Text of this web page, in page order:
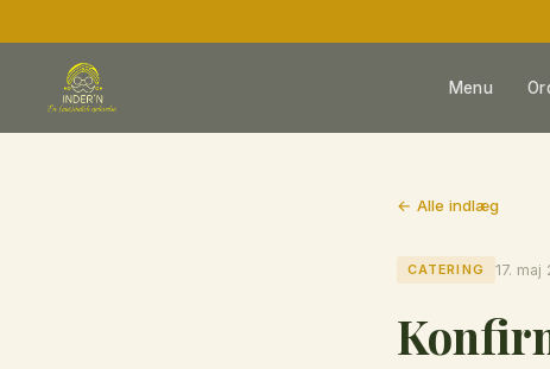
Menu
← Alle indlæg
CATERING 17. maj